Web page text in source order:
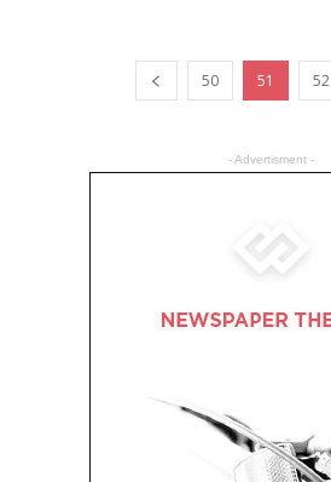
50 51 52
- Advertisment -